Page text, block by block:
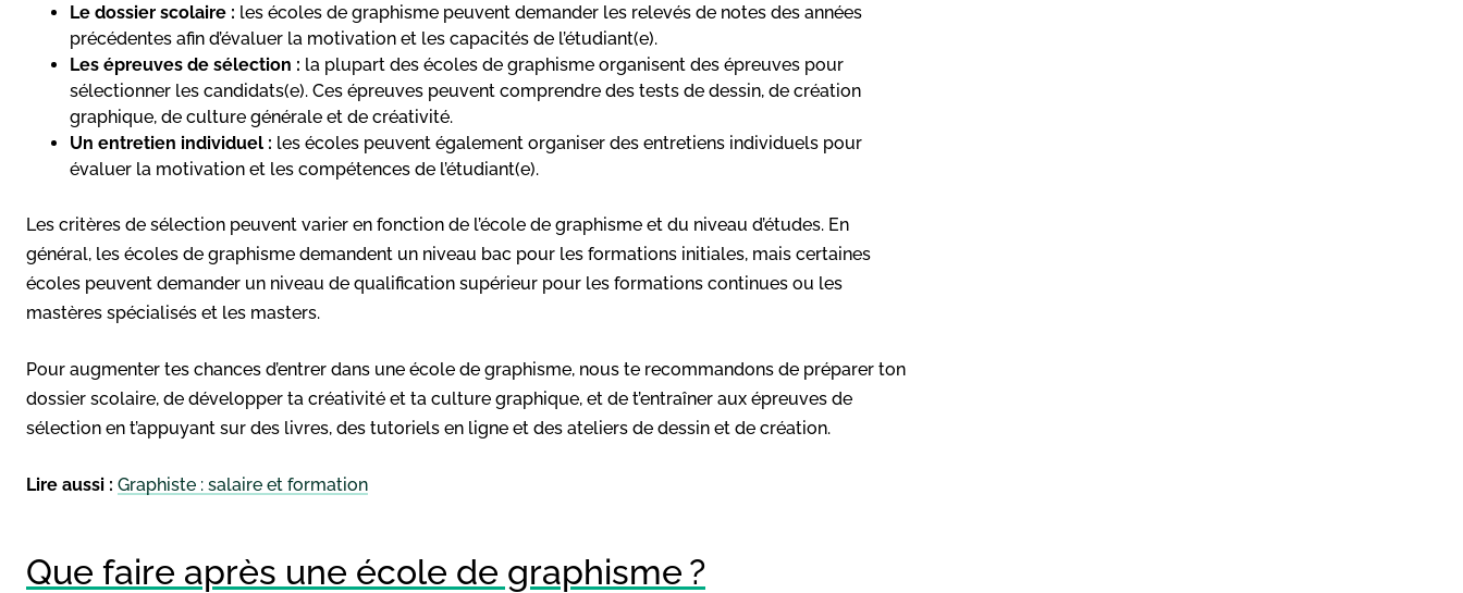
Le dossier scolaire : les écoles de graphisme peuvent demander les relevés de notes des années
précédentes afin d’évaluer la motivation et les capacités de l’étudiant(e).
Les épreuves de sélection : la plupart des écoles de graphisme organisent des épreuves pour
sélectionner les candidats(e). Ces épreuves peuvent comprendre des tests de dessin, de création
graphique, de culture générale et de créativité.
Un entretien individuel : les écoles peuvent également organiser des entretiens individuels pour
évaluer la motivation et les compétences de l’étudiant(e).
Les critères de sélection peuvent varier en fonction de l’école de graphisme et du niveau d’études. En
général, les écoles de graphisme demandent un niveau bac pour les formations initiales, mais certaines
écoles peuvent demander un niveau de qualification supérieur pour les formations continues ou les
mastères spécialisés et les masters.
Pour augmenter tes chances d’entrer dans une école de graphisme, nous te recommandons de préparer ton
dossier scolaire, de développer ta créativité et ta culture graphique, et de t’entraîner aux épreuves de
sélection en t’appuyant sur des livres, des tutoriels en ligne et des ateliers de dessin et de création.
Lire aussi : Graphiste : salaire et formation
Que faire après une école de graphisme ?